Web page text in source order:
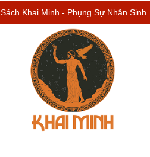
Sách Khai Minh - Phụng Sự Nhân Sinh